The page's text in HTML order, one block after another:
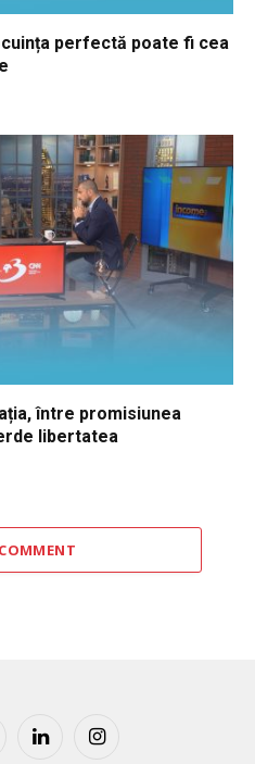
perfectă poate fi cea
între promisiunea
libertatea
LinkedInInstagram